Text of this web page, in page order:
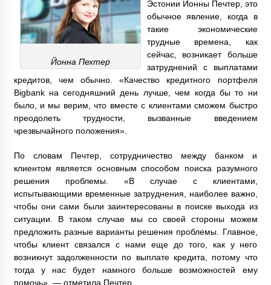
Йонна Пехтер
Эстонии Йонны Печтер, это
обычное явление, когда в
такие экономические
трудные времена, как
сейчас, возникает больше
затруднений с выплатами
кредитов, чем обычно. «Качество кредитного портфеля
Bigbank на сегодняшний день лучше, чем когда бы то ни
было, и мы верим, что вместе с клиентами сможем быстро
преодолеть трудности, вызванные введением
чрезвычайного положения».
По словам Печтер, сотрудничество между банком и
клиентом является основным способом поиска разумного
решения проблемы. «В случае с клиентами,
испытывающими временные затруднения, наиболее важно,
чтобы они сами были заинтересованы в поиске выхода из
ситуации. В таком случае мы со своей стороны можем
предложить разные варианты решения проблемы. Главное,
чтобы клиент связался с нами еще до того, как у него
возникнут задолженности по выплате кредита, потому что
тогда у нас будет намного больше возможностей ему
помочь», — отметила Печтер.